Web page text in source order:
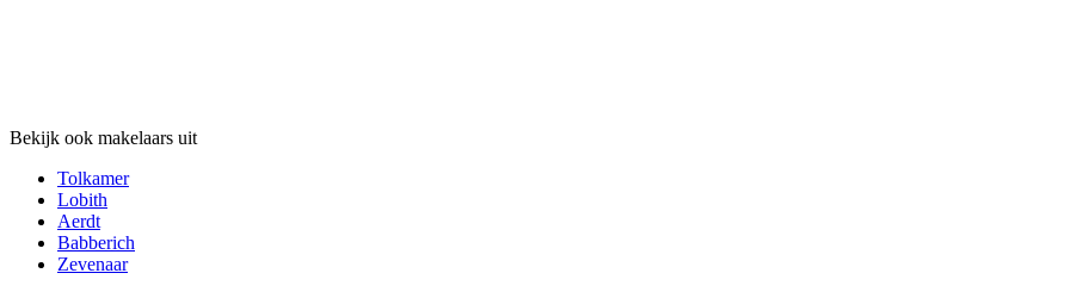
Bekijk ook makelaars uit
Tolkamer
Lobith
Aerdt
Babberich
Zevenaar